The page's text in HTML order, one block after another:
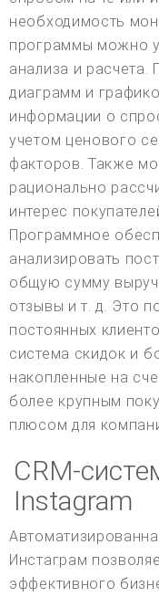
необходимость
программы можно
анализа и
диаграмм и
информации о
учетом ценового
факторов. Также
рационально
интерес
Программное
анализировать
общую сумму
отзывы и т. д. Это
постоянных
система скидок и
накопленные на
более крупным
плюсом для
CRM-
Instagram
Инстаграм
эффективного